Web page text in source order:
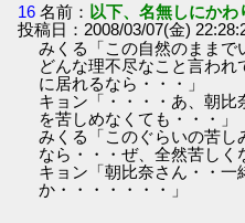
16 名前： 以下、名無しにかわ
投稿日：2008/03/07(金)
みくる「この自然のままで
どんな理不尽なこと言わ
に居れるなら・・・」
キョン「・・・・あ、朝
を苦しめなくても・・・」
みくる「このぐらいの苦し
なら・・・ぜ、全然苦しく
キョン「朝比奈さん・・一
か・・・・・・・」